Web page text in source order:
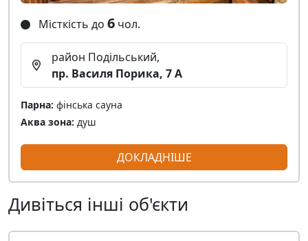
Місткість до 6 чол.
район Подільський,
пр. Василя Порика, 7 А
Парна: фінська сауна
Аква зона: душ
ДОКЛАДНІШЕ
Дивіться інші об'єкти